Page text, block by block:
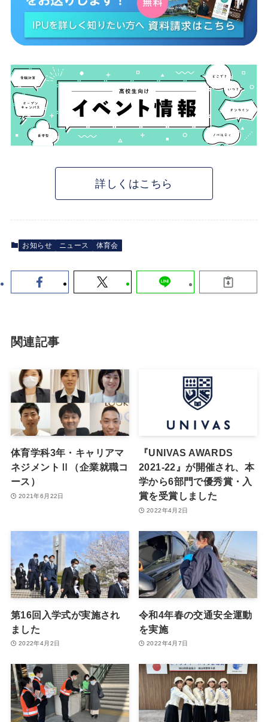
詳しくはこちら
お知らせ ニュース 体育会
関連記事
体育学科3年・キャリアマ
ネジメントⅡ（企業就職コ
ース）
2021年6月22日
『UNIVAS AWARDS
2021-22』が開催され、本
学から6部門で優秀賞・入
賞を受賞しました
2022年4月2日
第16回入学式が実施され
ました
2022年4月2日
令和4年春の交通安全運動
を実施
2022年4月7日